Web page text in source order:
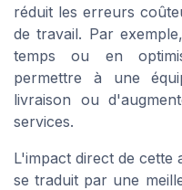
réduit les erreurs
de travail. Par
temps ou en
permettre à une
livraison ou
services.
L'impact direct de cette
se traduit par une